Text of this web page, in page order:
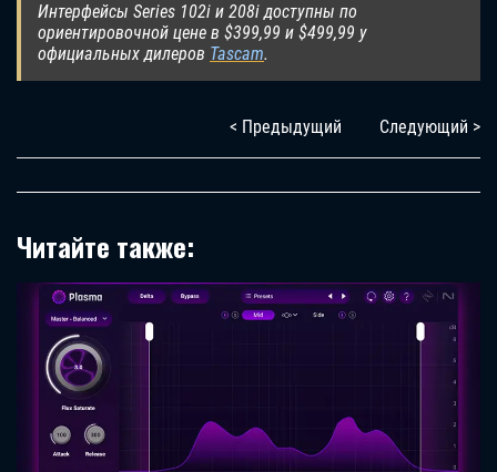
Интерфейсы Series 102i и 208i доступны по
ориентировочной цене в $399,99 и $499,99 у
официальных дилеров Tascam.
< Предыдущий Следующий >
Читайте также: